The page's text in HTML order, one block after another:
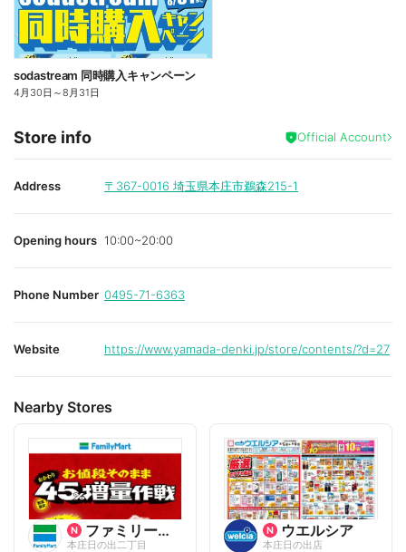
sodastream 同時購入キャンペーン
4月30日 ～8月31日
Store info Official Account
Address 〒367-0016 埼玉県本庄市鵜森215-1
Opening hours 10:00~20:00
Phone Number 0495-71-6363
Website https://www.yamada-denki.jp/store/contents/?d=27
Nearby Stores
ファミリーマート
本庄日の出二丁目
ウエルシア
本庄日の出店